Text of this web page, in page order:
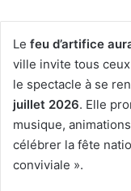
Le feu d’artifice
ville invite tous
le spectacle à se
juillet 2026. Elle
musique,
célébrer la fête
conviviale ».